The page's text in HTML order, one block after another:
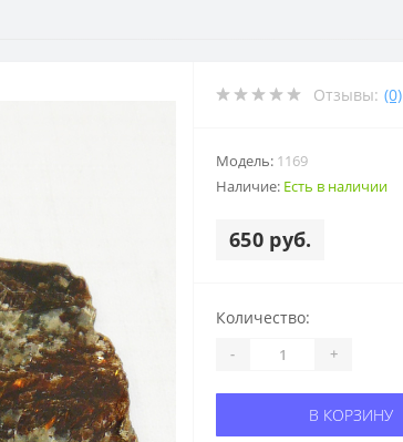
Отзывы: (0)
Модель: 1169
Наличие: Есть в наличии
650 руб.
Количество:
- +
В КОРЗИНУ